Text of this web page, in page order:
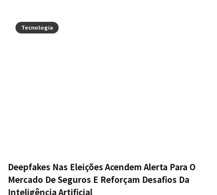
Tecnologia
Deepfakes Nas Eleições Acendem Alerta Para O
Mercado De Seguros E Reforçam Desafios Da
Inteligência Artificial